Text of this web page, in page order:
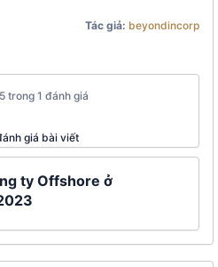
Tác giả: beyondincorp
trong 1 đánh giá
giá bài viết
ty Offshore ở